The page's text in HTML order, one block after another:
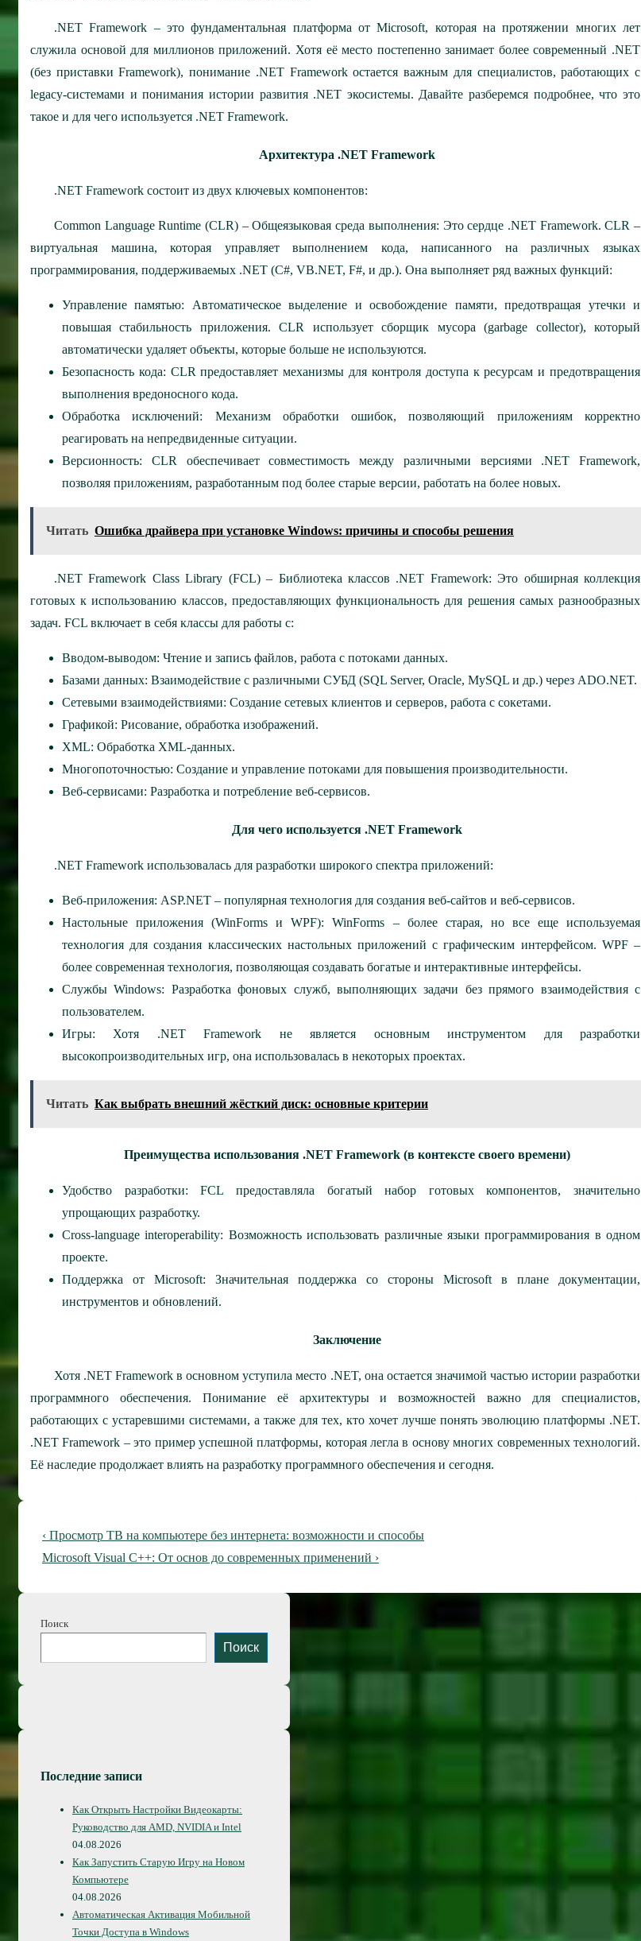
.NET Framework – это фундаментальная платформа от Microsoft, которая на протяжении многих лет
служила основой для миллионов приложений. Хотя её место постепенно занимает более современный .NET
(без приставки Framework), понимание .NET Framework остается важным для специалистов, работающих с
legacy-системами и понимания истории развития .NET экосистемы. Давайте разберемся подробнее, что это
такое и для чего используется .NET Framework.
Архитектура .NET Framework
.NET Framework состоит из двух ключевых компонентов:
Common Language Runtime (CLR) – Общеязыковая среда выполнения: Это сердце .NET Framework. CLR –
виртуальная машина, которая управляет выполнением кода, написанного на различных языках
программирования, поддерживаемых .NET (C#, VB.NET, F#, и др.). Она выполняет ряд важных функций:
Управление памятью: Автоматическое выделение и освобождение памяти, предотвращая утечки и
повышая стабильность приложения. CLR использует сборщик мусора (garbage collector), который
автоматически удаляет объекты, которые больше не используются.
Безопасность кода: CLR предоставляет механизмы для контроля доступа к ресурсам и предотвращения
выполнения вредоносного кода.
Обработка исключений: Механизм обработки ошибок, позволяющий приложениям корректно
реагировать на непредвиденные ситуации.
Версионность: CLR обеспечивает совместимость между различными версиями .NET Framework,
позволяя приложениям, разработанным под более старые версии, работать на более новых.
Читать Ошибка драйвера при установке Windows: причины и способы решения
.NET Framework Class Library (FCL) – Библиотека классов .NET Framework: Это обширная коллекция
готовых к использованию классов, предоставляющих функциональность для решения самых разнообразных
задач. FCL включает в себя классы для работы с:
Вводом-выводом: Чтение и запись файлов, работа с потоками данных.
Базами данных: Взаимодействие с различными СУБД (SQL Server, Oracle, MySQL и др.) через ADO.NET.
Сетевыми взаимодействиями: Создание сетевых клиентов и серверов, работа с сокетами.
Графикой: Рисование, обработка изображений.
XML: Обработка XML-данных.
Многопоточностью: Создание и управление потоками для повышения производительности.
Веб-сервисами: Разработка и потребление веб-сервисов.
Для чего используется .NET Framework
.NET Framework использовалась для разработки широкого спектра приложений:
Веб-приложения: ASP.NET – популярная технология для создания веб-сайтов и веб-сервисов.
Настольные приложения (WinForms и WPF): WinForms – более старая, но все еще используемая
технология для создания классических настольных приложений с графическим интерфейсом. WPF –
более современная технология, позволяющая создавать богатые и интерактивные интерфейсы.
Службы Windows: Разработка фоновых служб, выполняющих задачи без прямого взаимодействия с
пользователем.
Игры: Хотя .NET Framework не является основным инструментом для разработки
высокопроизводительных игр, она использовалась в некоторых проектах.
Читать Как выбрать внешний жёсткий диск: основные критерии
Преимущества использования .NET Framework (в контексте своего времени)
Удобство разработки: FCL предоставляла богатый набор готовых компонентов, значительно
упрощающих разработку.
Cross-language interoperability: Возможность использовать различные языки программирования в одном
проекте.
Поддержка от Microsoft: Значительная поддержка со стороны Microsoft в плане документации,
инструментов и обновлений.
Заключение
Хотя .NET Framework в основном уступила место .NET, она остается значимой частью истории разработки
программного обеспечения. Понимание её архитектуры и возможностей важно для специалистов,
работающих с устаревшими системами, а также для тех, кто хочет лучше понять эволюцию платформы .NET.
.NET Framework – это пример успешной платформы, которая легла в основу многих современных технологий.
Её наследие продолжает влиять на разработку программного обеспечения и сегодня.
Навигация
по
Предыдущая
запись
‹ Просмотр ТВ на компьютере без интернета: возможности и способы
Следующая
Microsoft Visual C++: От основ до современных применений ›
Поиск
Поиск
Последние записи
Как Открыть Настройки Видеокарты:
Руководство для AMD, NVIDIA и Intel
04.08.2026
Как Запустить Старую Игру на Новом
Компьютере
04.08.2026
Автоматическая Активация Мобильной
Точки Доступа в Windows